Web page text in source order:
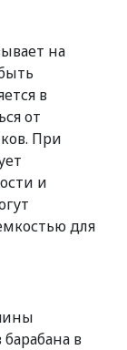
на
в
от
При
и
для
в